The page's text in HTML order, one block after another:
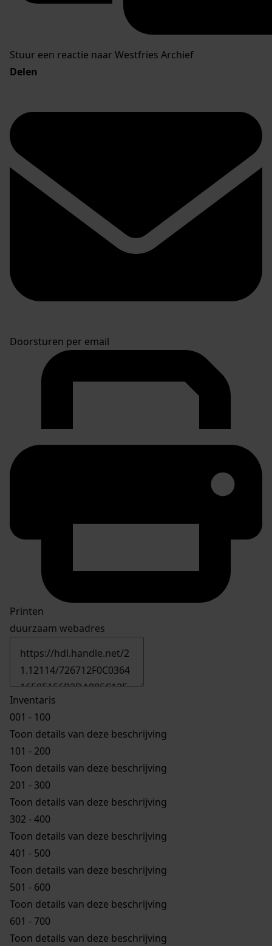
Stuur een reactie naar Westfries Archief
Delen
Doorsturen per email
Printen
duurzaam webadres
Inventaris
001 - 100
Toon details van deze beschrijving
101 - 200
Toon details van deze beschrijving
201 - 300
Toon details van deze beschrijving
302 - 400
Toon details van deze beschrijving
401 - 500
Toon details van deze beschrijving
501 - 600
Toon details van deze beschrijving
601 - 700
Toon details van deze beschrijving